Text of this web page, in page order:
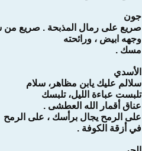
جون
صريع على رمال المذبحة . صريع من
وجهه ابيض ، ورائحته
مسك .
الأسدي
سلالم عليك يابن مظاهر، سلام
تلبست عباءة الليل، تلبسك
عناق أقمار الله العطشى .
على الرمح يجال برأسك ، على الرمح
في أزقة الكوفة .